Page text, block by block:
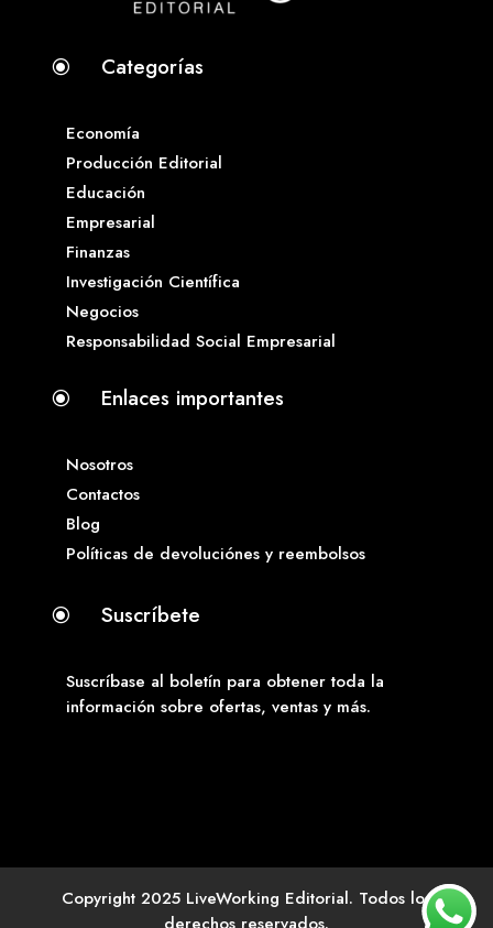
\ Categorías
Economía
Producción Editorial
Educación
Empresarial
Finanzas
Investigación Científica
Negocios
Responsabilidad Social Empresarial
\ Enlaces importantes
Nosotros
Contactos
Blog
Políticas de devoluciónes y reembolsos
\ Suscríbete
Suscríbase al boletín para obtener toda la
información sobre ofertas, ventas y más.
Copyright 2025 LiveWorking Editorial. Todos los